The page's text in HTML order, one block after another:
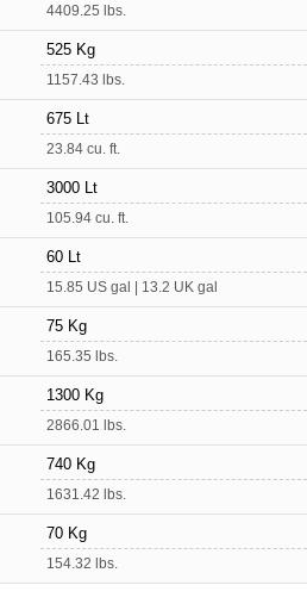
4409.25 lbs.
525 Kg
1157.43 lbs.
675 Lt
23.84 cu. ft.
3000 Lt
105.94 cu. ft.
60 Lt
15.85 US gal | 13.2 UK gal
75 Kg
165.35 lbs.
1300 Kg
2866.01 lbs.
740 Kg
1631.42 lbs.
70 Kg
154.32 lbs.